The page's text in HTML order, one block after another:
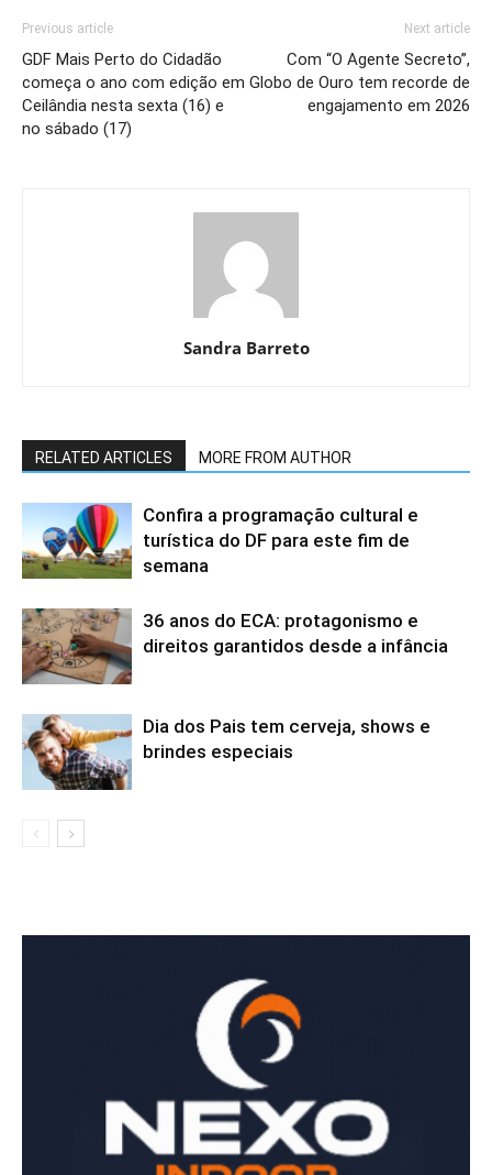
Previous article
GDF Mais Perto do Cidadão
começa o ano com edição em
Ceilândia nesta sexta (16) e
no sábado (17)
Next article
Com “O Agente Secreto”,
Globo de Ouro tem recorde de
engajamento em 2026
Sandra Barreto
RELATED ARTICLES MORE FROM AUTHOR
Confira a programação cultural e
turística do DF para este fim de
semana
36 anos do ECA: protagonismo e
direitos garantidos desde a infância
Dia dos Pais tem cerveja, shows e
brindes especiais